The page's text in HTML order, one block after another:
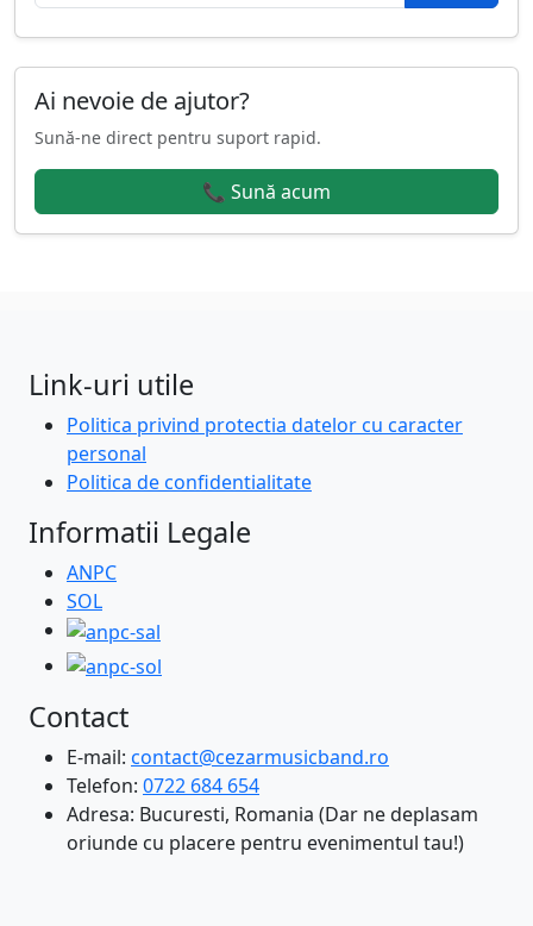
Ai nevoie de ajutor?
Sună-ne direct pentru suport rapid.
📞 Sună acum
Link-uri utile
Politica privind protectia datelor cu caracter
personal
Politica de confidentialitate
Informatii Legale
ANPC
SOL
Contact
E-mail: contact@cezarmusicband.ro
Telefon: 0722 684 654
Adresa: Bucuresti, Romania (Dar ne deplasam
oriunde cu placere pentru evenimentul tau!)